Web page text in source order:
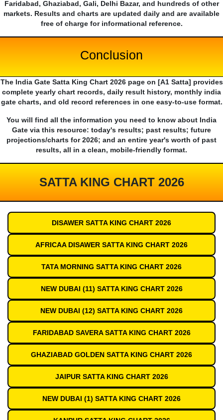
Faridabad, Ghaziabad, Gali, Delhi Bazar, and hundreds of other
markets. Results and charts are updated daily and are available
free of charge for informational reference.
Conclusion
The India Gate Satta King Chart 2026 page on [A1 Satta] provides
complete yearly chart records, daily result history, monthly india
gate charts, and old record references in one easy-to-use format.
You will find all the information you need to know about India
Gate via this resource: today's results; past results; future
projections/charts for 2026; and an entire year's worth of past
results, all in a clean, mobile-friendly format.
SATTA KING CHART 2026
DISAWER SATTA KING CHART 2026
AFRICAA DISAWER SATTA KING CHART 2026
TATA MORNING SATTA KING CHART 2026
NEW DUBAI (11) SATTA KING CHART 2026
NEW DUBAI (12) SATTA KING CHART 2026
FARIDABAD SAVERA SATTA KING CHART 2026
GHAZIABAD GOLDEN SATTA KING CHART 2026
JAIPUR SATTA KING CHART 2026
NEW DUBAI (1) SATTA KING CHART 2026